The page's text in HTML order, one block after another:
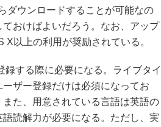
ダウンロードすることが可能なの
おけばよいだろう。なお、アップ
以上の利用が奨励されている。
する際に必要になる。ライブタイ
ザー登録だけは必須になってお
た、用意されている言語は英語の
読解力が必要になる。ただし、実